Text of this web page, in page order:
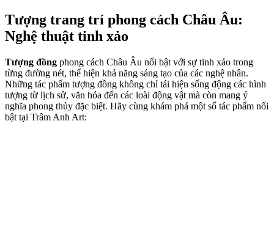
Tượng trang trí phong cách Châu Âu:
Nghệ thuật tinh xảo
Tượng đồng phong cách Châu Âu nổi bật với sự tinh xảo trong
từng đường nét, thể hiện khả năng sáng tạo của các nghệ nhân.
Những tác phẩm tượng đồng không chỉ tái hiện sống động các hình
tượng từ lịch sử, văn hóa đến các loài động vật mà còn mang ý
nghĩa phong thủy đặc biệt. Hãy cùng khám phá một số tác phẩm nổi
bật tại Trâm Anh Art: